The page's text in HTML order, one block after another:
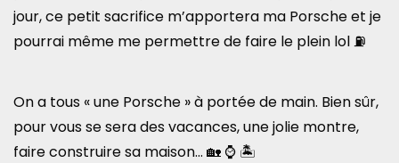
jour, ce petit sacrifice m’apportera ma Porsche et je
pourrai même me permettre de faire le plein lol ⛽
On a tous « une Porsche » à portée de main. Bien sûr,
pour vous se sera des vacances, une jolie montre,
faire construire sa maison… 🏡 ⌚ 🏝️